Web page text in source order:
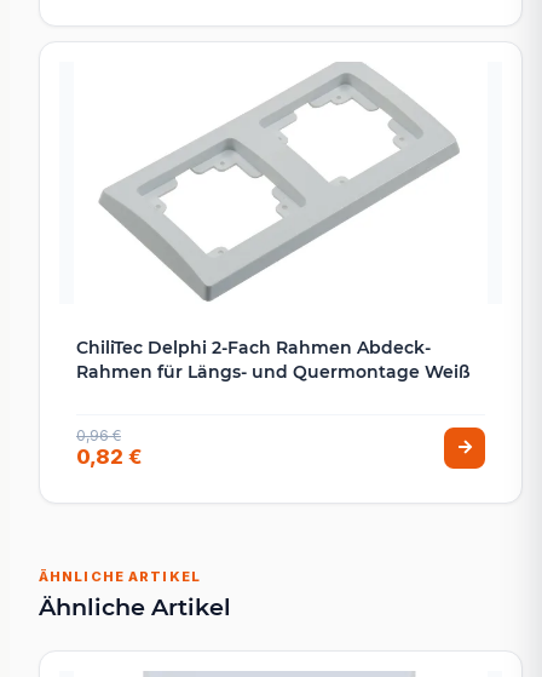
ChiliTec Delphi 2-Fach Rahmen Abdeck-
Rahmen für Längs- und Quermontage Weiß
0,96 €
0,82 €
ÄHNLICHE ARTIKEL
Ähnliche Artikel